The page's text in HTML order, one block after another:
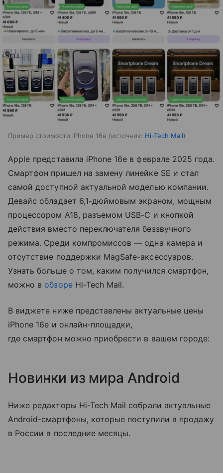
Пример стоимости iPhone 16e источник: Hi-Tech Mail
Apple представила iPhone 16e в феврале 2025 года.
Смартфон пришел на замену линейке SE и стал
самой доступной актуальной моделью компании.
Девайс обладает 6,1-дюймовым экраном, мощным
процессором A18, разъемом USB-C и кнопкой
действия вместо переключателя беззвучного
режима. Среди компромиссов — одна камера и
отсутствие поддержки MagSafe-аксессуаров.
Узнать больше о том, каким получился смартфон,
можно в обзореHi-Tech Mail.
В виджете ниже представлены актуальные цены
iPhone 16e и онлайн-площадки,
где смартфон можно приобрести в вашем городе:
Новинки из мира Android
Ниже редакторы Hi-Tech Mail собрали актуальные
Android-смартфоны, которые поступили в продажу
в России в последние месяцы.